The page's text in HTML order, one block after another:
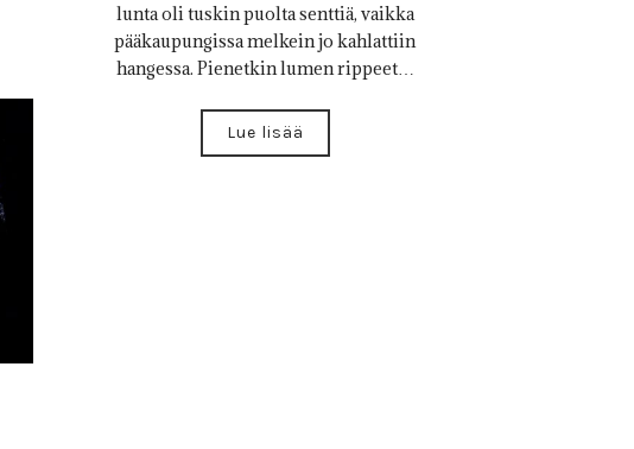
lunta oli tuskin puolta senttiä, vaikka
pääkaupungissa melkein jo kahlattiin
hangessa. Pienetkin lumen rippeet…
Lue lisää